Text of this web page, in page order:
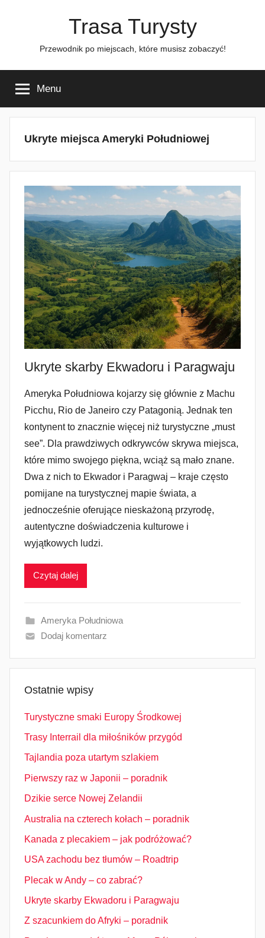
Trasa Turysty
Przewodnik po miejscach, które musisz zobaczyć!
Menu
Ukryte miejsca Ameryki Południowej
Ukryte skarby Ekwadoru i Paragwaju
Ameryka Południowa kojarzy się głównie z Machu
Picchu, Rio de Janeiro czy Patagonią. Jednak ten
kontynent to znacznie więcej niż turystyczne „must
see”. Dla prawdziwych odkrywców skrywa miejsca,
które mimo swojego piękna, wciąż są mało znane.
Dwa z nich to Ekwador i Paragwaj – kraje często
pomijane na turystycznej mapie świata, a
jednocześnie oferujące nieskażoną przyrodę,
autentyczne doświadczenia kulturowe i
wyjątkowych ludzi.
Czytaj dalej
Ameryka Południowa
Dodaj komentarz
Ostatnie wpisy
Turystyczne smaki Europy Środkowej
Trasy Interrail dla miłośników przygód
Tajlandia poza utartym szlakiem
Pierwszy raz w Japonii – poradnik
Dzikie serce Nowej Zelandii
Australia na czterech kołach – poradnik
Kanada z plecakiem – jak podróżować?
USA zachodu bez tłumów – Roadtrip
Plecak w Andy – co zabrać?
Ukryte skarby Ekwadoru i Paragwaju
Z szacunkiem do Afryki – poradnik